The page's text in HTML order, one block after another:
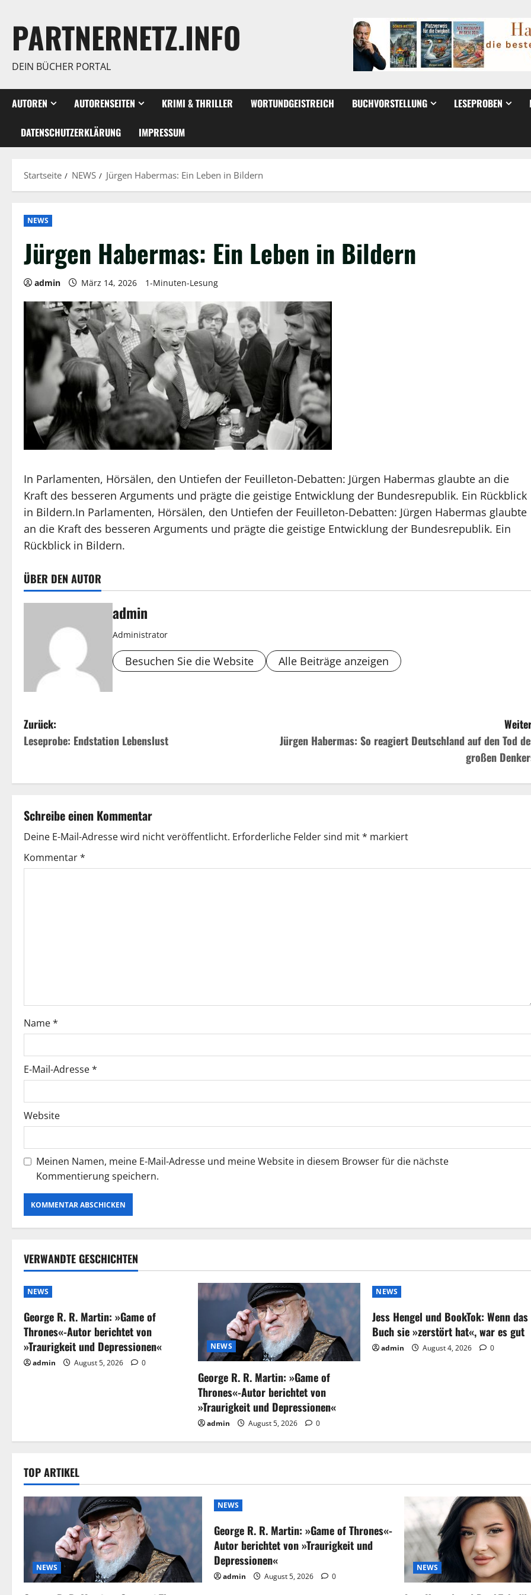
springen
PARTNERNETZ.INFO
DEIN BÜCHER PORTAL
AUTOREN AUTORENSEITEN KRIMI & THRILLER WORTUNDGEISTREICH BUCHVORSTELLUNG LESEPROBEN
DATENSCHUTZERKLÄRUNG IMPRESSUM
Startseite NEWS Jürgen Habermas: Ein Leben in Bildern
NEWS
Jürgen Habermas: Ein Leben in Bildern
admin März 14, 2026 1-Minuten-Lesung
In Parlamenten, Hörsälen, den Untiefen der Feuilleton-Debatten: Jürgen Habermas glaubte an die
Kraft des besseren Arguments und prägte die geistige Entwicklung der Bundesrepublik. Ein Rückblick
in Bildern.In Parlamenten, Hörsälen, den Untiefen der Feuilleton-Debatten: Jürgen Habermas glaubte
an die Kraft des besseren Arguments und prägte die geistige Entwicklung der Bundesrepublik. Ein
Rückblick in Bildern.
ÜBER DEN AUTOR
admin
Administrator
Besuchen Sie die Website Alle Beiträge anzeigen
B
e
i
r
a
g
i
g
a
t
i
o
n
Zurück:
Leseprobe: Endstation Lebenslust
Jürgen Habermas: So reagiert Deutschland auf den Tod
großen
Schreibe einen Kommentar
Deine E-Mail-Adresse wird nicht veröffentlicht. Erforderliche Felder sind mit* markiert
Kommentar*
Name*
E-Mail-Adresse*
Website
Meinen Namen, meine E-Mail-Adresse und meine Website in diesem Browser für die nächste
Kommentierung speichern.
VERWANDTE GESCHICHTEN
NEWS
George R. R. Martin: »Game of
Thrones«-Autor berichtet von
»Traurigkeit und Depressionen«
admin August 5, 2026 0
NEWS
George R. R. Martin: »Game of
Thrones«-Autor berichtet von
»Traurigkeit und Depressionen«
admin August 5, 2026 0
NEWS
Jess Hengel und BookTok: Wenn das
Buch sie »zerstört hat«, war es gut
admin August 4, 2026 0
TOP ARTIKEL
NEWS
NEWS
George R. R. Martin: »Game of Thrones«-
Autor berichtet von »Traurigkeit und
Depressionen«
admin August 5, 2026 0
NEWS